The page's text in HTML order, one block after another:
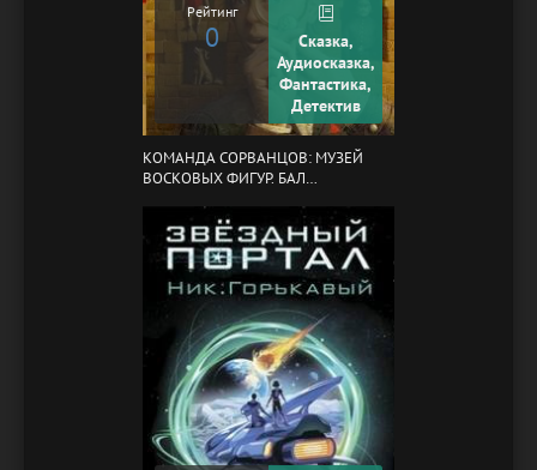
Рейтинг
0
Сказка,
Аудиосказка,
Фантастика,
Детектив
КОМАНДА СОРВАНЦОВ: МУЗЕЙ
ВОСКОВЫХ ФИГУР. БАЛ